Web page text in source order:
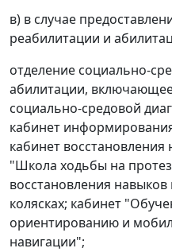
в) в случае
реабилитации и
отделение социально-
абилитации,
социально-средовой
кабинет
кабинет
"Школа ходьбы на
восстановления
колясках; кабинет
ориентированию и
навигации";